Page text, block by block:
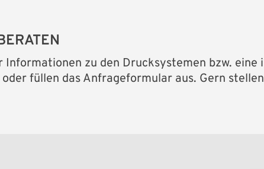
Informationen zu den Drucksystemen bzw.
oder füllen das Anfrageformular aus. Gern